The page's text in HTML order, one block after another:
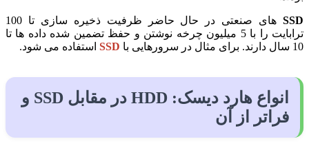
SSD
های صنعتی در حال حاضر ظرفیت ذخیره سازی تا 100
ترابایت را با 5 میلیون چرخه نوشتن و حفظ تضمین شده داده ها تا
10 سال دارند. برای مثال در سرورهایی با
SSD استفاده می شود.
انواع هارد دیسک: HDD در مقابل SSD و
فراتر از آن